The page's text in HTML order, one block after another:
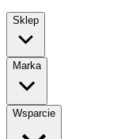
Sklep
Marka
Wsparcie